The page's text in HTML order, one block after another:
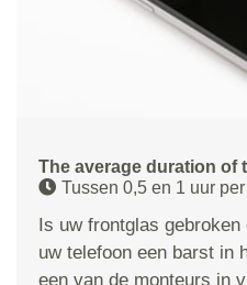
The average duration of
Tussen 0,5 en 1 uur
Is uw frontglas
uw telefoon een barst in
een van de monteurs in